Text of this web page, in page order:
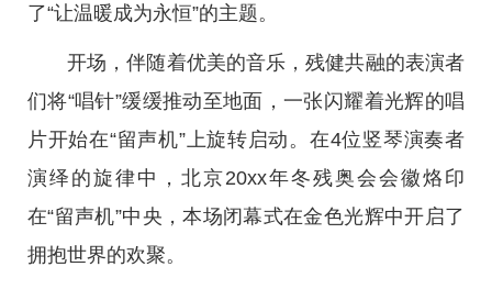
了“让温暖成为永恒”的主题。
开场，伴随着优美的音乐，残健共融的表演者
们将“唱针”缓缓推动至地面，一张闪耀着光辉的唱
片开始在“留声机”上旋转启动。在4位竖琴演奏者
演绎的旋律中，北京20xx年冬残奥会会徽烙印
在“留声机”中央，本场闭幕式在金色光辉中开启了
拥抱世界的欢聚。